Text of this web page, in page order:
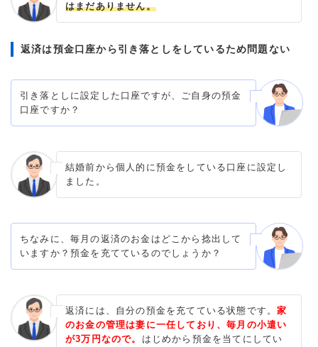
はまだありません。
返済は預金口座から引き落としをしているため問題ない
引き落としに設定した口座ですが、ご自身の預金
口座ですか？
結婚前から個人的に預金をしている口座に設定し
ました。
ちなみに、毎月の返済のお金はどこから捻出して
いますか？預金を充てているのでしょうか？
返済には、自分の預金を充てている状態です。家
のお金の管理は妻に一任しており、毎月の小遣い
が3万円なので。 はじめから預金を当てにしてい